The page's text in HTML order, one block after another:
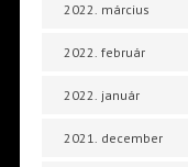
2022. március
2022. február
2022. január
2021. december